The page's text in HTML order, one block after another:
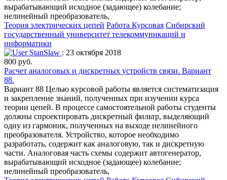
вырабатывающий исходное (задающее) колебание;
нелинейный преобразователь,
Теория электрических цепей Работа Курсовая Сибирский
государственный университет телекоммуникаций и
информатики
StanSlaw : 23 октября 2018
800 руб.
Расчет аналоговых и дискретных устройств связи. Вариант
88.
Вариант 88 Целью курсовой работы является систематизация
и закрепление знаний, полученных при изучении курса
теории цепей. В процессе самостоятельной работы студенты
должны спроектировать дискретный фильтр, выделяющий
одну из гармоник, полученных на выходе нелинейного
преобразователя. Устройство, которое необходимо
разработать, содержит как аналоговую, так и дискретную
части. Аналоговая часть схемы содержит автогенератор,
вырабатывающий исходное (задающее) колебание;
нелинейный преобразователь,